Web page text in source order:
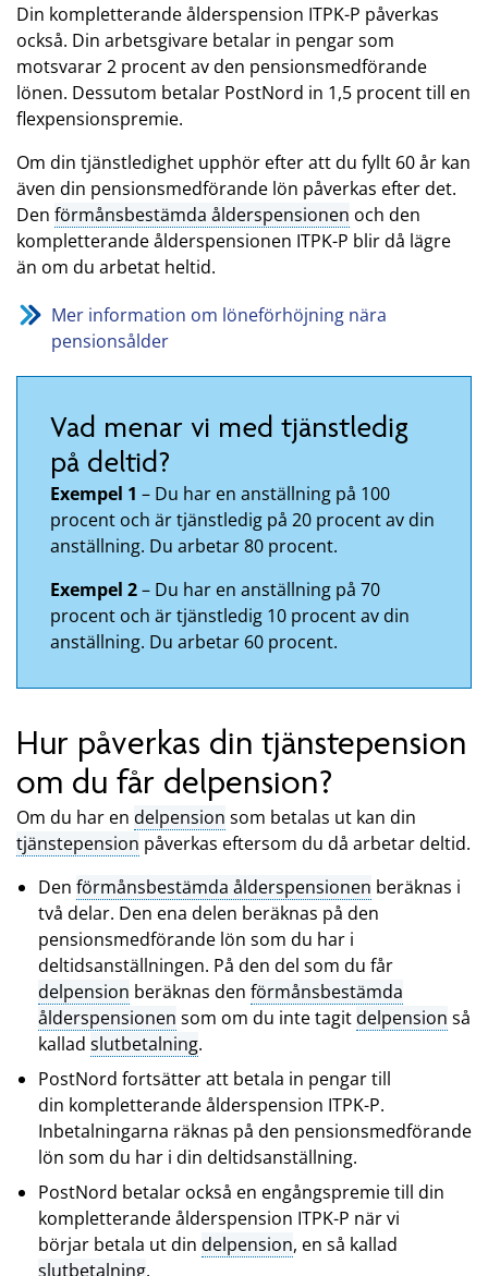
Din kompletterande ålderspension ITPK-P påverkas
också. Din arbetsgivare betalar in pengar som
motsvarar 2 procent av den pensionsmedförande
lönen. Dessutom betalar PostNord in 1,5 procent till en
flexpensionspremie.
Om din tjänstledighet upphör efter att du fyllt 60 år kan
även din pensionsmedförande lön påverkas efter det.
Den förmånsbestämda ålderspensionen och den
kompletterande ålderspensionen ITPK-P blir då lägre
än om du arbetat heltid.
Mer information om löneförhöjning nära
pensionsålder
Vad menar vi med tjänstledig
på deltid?
Exempel 1 – Du har en anställning på 100
procent och är tjänstledig på 20 procent av din
anställning. Du arbetar 80 procent.
Exempel 2– Du har en anställning på 70
procent och är tjänstledig 10 procent av din
anställning. Du arbetar 60 procent.
Hur påverkas din tjänstepension
om du får delpension?
Om du har en delpension som betalas ut kan din
tjänstepension påverkas eftersom du då arbetar deltid.
Den förmånsbestämda ålderspensionen beräknas i
två delar. Den ena delen beräknas på den
pensionsmedförande lön som du har i
deltidsanställningen. På den del som du får
delpension beräknas den förmånsbestämda
ålderspensionen som om du inte tagitdelpension så
kallad slutbetalning.
PostNord fortsätter att betala in pengar till
din kompletterande ålderspension ITPK-P.
Inbetalningarna räknas på den pensionsmedförande
lön som du har i din deltidsanställning.
PostNord betalar också en engångspremie till din
kompletterande ålderspension ITPK-P när vi
börjar betala ut din delpension, en så kallad
slutbetalning.